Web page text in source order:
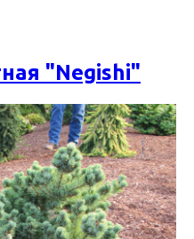
"Negishi"